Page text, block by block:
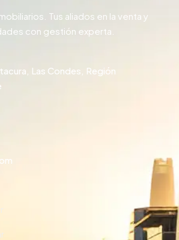
Tus aliados en la venta y
con gestión experta.
Las Condes, Región